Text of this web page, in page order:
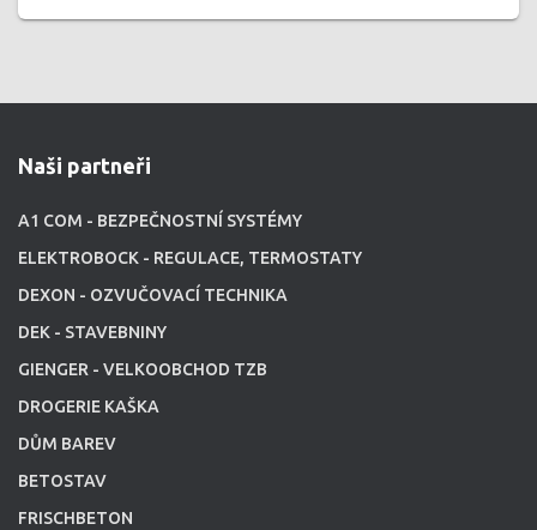
Naši partneři
A1 COM - BEZPEČNOSTNÍ SYSTÉMY
ELEKTROBOCK - REGULACE, TERMOSTATY
DEXON - OZVUČOVACÍ TECHNIKA
DEK - STAVEBNINY
GIENGER - VELKOOBCHOD TZB
DROGERIE KAŠKA
DŮM BAREV
BETOSTAV
FRISCHBETON